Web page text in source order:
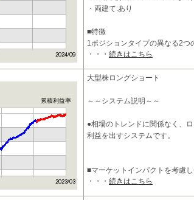
・両建て:あり
■特徴
1ポジションタイプの異なる2つ
リスクを軽減させながら、リタ
・・・ 続きはこちら
累積利益率
大型株ロングショート
～～システム説明～～
●相場のトレンドに関係なく、
利益を出すシステムです。
■マーケットインパクトを考慮
・・・ 続きはこちら